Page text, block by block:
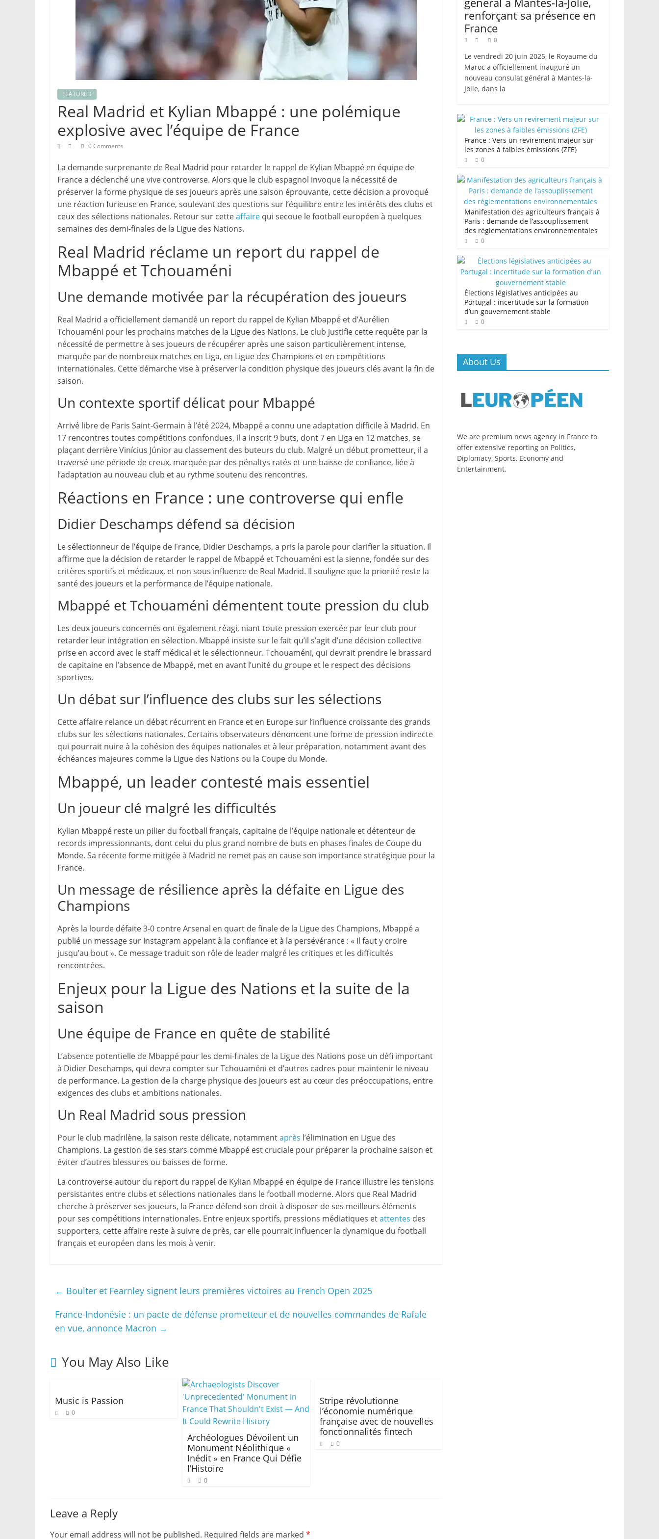
FEATURED
Real Madrid et Kylian Mbappé : une polémique
explosive avec l’équipe de France
0 Comments
La demande surprenante de Real Madrid pour retarder le rappel de Kylian Mbappé en équipe de
France a déclenché une vive controverse. Alors que le club espagnol invoque la nécessité de
préserver la forme physique de ses joueurs après une saison éprouvante, cette décision a provoqué
une réaction furieuse en France, soulevant des questions sur l’équilibre entre les intérêts des clubs et
ceux des sélections nationales. Retour sur cetteaffaire qui secoue le football européen à quelques
semaines des demi-finales de la Ligue des Nations.
Real Madrid réclame un report du rappel de
Mbappé et Tchouaméni
Une demande motivée par la récupération des joueurs
Real Madrid a officiellement demandé un report du rappel de Kylian Mbappé et d’Aurélien
Tchouaméni pour les prochains matches de la Ligue des Nations. Le club justifie cette requête par la
nécessité de permettre à ses joueurs de récupérer après une saison particulièrement intense,
marquée par de nombreux matches en Liga, en Ligue des Champions et en compétitions
internationales. Cette démarche vise à préserver la condition physique des joueurs clés avant la fin de
saison.
Un contexte sportif délicat pour Mbappé
Arrivé libre de Paris Saint-Germain à l’été 2024, Mbappé a connu une adaptation difficile à Madrid. En
17 rencontres toutes compétitions confondues, il a inscrit 9 buts, dont 7 en Liga en 12 matches, se
plaçant derrière Vinícius Júnior au classement des buteurs du club. Malgré un début prometteur, il a
traversé une période de creux, marquée par des pénaltys ratés et une baisse de confiance, liée à
l’adaptation au nouveau club et au rythme soutenu des rencontres.
Réactions en France : une controverse qui enfle
Didier Deschamps défend sa décision
Le sélectionneur de l’équipe de France, Didier Deschamps, a pris la parole pour clarifier la situation. Il
affirme que la décision de retarder le rappel de Mbappé et Tchouaméni est la sienne, fondée sur des
critères sportifs et médicaux, et non sous influence de Real Madrid. Il souligne que la priorité reste la
santé des joueurs et la performance de l’équipe nationale.
Mbappé et Tchouaméni démentent toute pression du club
Les deux joueurs concernés ont également réagi, niant toute pression exercée par leur club pour
retarder leur intégration en sélection. Mbappé insiste sur le fait qu’il s’agit d’une décision collective
prise en accord avec le staff médical et le sélectionneur. Tchouaméni, qui devrait prendre le brassard
de capitaine en l’absence de Mbappé, met en avant l’unité du groupe et le respect des décisions
sportives.
Un débat sur l’influence des clubs sur les sélections
Cette affaire relance un débat récurrent en France et en Europe sur l’influence croissante des grands
clubs sur les sélections nationales. Certains observateurs dénoncent une forme de pression indirecte
qui pourrait nuire à la cohésion des équipes nationales et à leur préparation, notamment avant des
échéances majeures comme la Ligue des Nations ou la Coupe du Monde.
Mbappé, un leader contesté mais essentiel
Un joueur clé malgré les difficultés
Kylian Mbappé reste un pilier du football français, capitaine de l’équipe nationale et détenteur de
records impressionnants, dont celui du plus grand nombre de buts en phases finales de Coupe du
Monde. Sa récente forme mitigée à Madrid ne remet pas en cause son importance stratégique pour la
France.
Un message de résilience après la défaite en Ligue des
Champions
Après la lourde défaite 3-0 contre Arsenal en quart de finale de la Ligue des Champions, Mbappé a
publié un message sur Instagram appelant à la confiance et à la persévérance : « Il faut y croire
jusqu’au bout ». Ce message traduit son rôle de leader malgré les critiques et les difficultés
rencontrées.
Enjeux pour la Ligue des Nations et la suite de la
saison
Une équipe de France en quête de stabilité
L’absence potentielle de Mbappé pour les demi-finales de la Ligue des Nations pose un défi important
à Didier Deschamps, qui devra compter sur Tchouaméni et d’autres cadres pour maintenir le niveau
de performance. La gestion de la charge physique des joueurs est au cœur des préoccupations, entre
exigences des clubs et ambitions nationales.
Un Real Madrid sous pression
Pour le club madrilène, la saison reste délicate, notammentaprès l’élimination en Ligue des
Champions. La gestion de ses stars comme Mbappé est cruciale pour préparer la prochaine saison et
éviter d’autres blessures ou baisses de forme.
La controverse autour du report du rappel de Kylian Mbappé en équipe de France illustre les tensions
persistantes entre clubs et sélections nationales dans le football moderne. Alors que Real Madrid
cherche à préserver ses joueurs, la France défend son droit à disposer de ses meilleurs éléments
pour ses compétitions internationales. Entre enjeux sportifs, pressions médiatiques etattentes des
supporters, cette affaire reste à suivre de près, car elle pourrait influencer la dynamique du football
français et européen dans les mois à venir.
← Boulter et Fearnley signent leurs premières victoires au French Open 2025
France-Indonésie : un pacte de défense prometteur et de nouvelles commandes de Rafale
en vue, annonce Macron →
You May Also Like
Music is Passion
0
Archéologues Dévoilent un
Monument Néolithique «
Inédit » en France Qui Défie
l’Histoire
0
Stripe révolutionne
l’économie numérique
française avec de nouvelles
fonctionnalités fintech
0
Leave a Reply
Your email address will not be published. Required fields are marked *
renforçant sa présence en
France
0
Le vendredi 20 juin 2025, le Royaume du
Maroc a officiellement inauguré un
nouveau consulat général à Mantes-la-
Jolie, dans la
France : Vers un revirement majeur sur
les zones à faibles émissions (ZFE)
0
Manifestation des agriculteurs français à
Paris : demande de l’assouplissement
des réglementations environnementales
0
Élections législatives anticipées au
Portugal : incertitude sur la formation
d’un gouvernement stable
0
About Us
We are premium news agency in France to
offer extensive reporting on Politics,
Diplomacy, Sports, Economy and
Entertainment.